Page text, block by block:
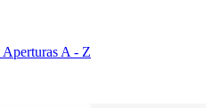
Aperturas A - Z